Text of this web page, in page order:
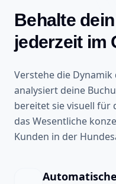
Behalte
jederzeit im
Verstehe die
analysiert deine
bereitet sie visuell für
das Wesentliche
Kunden in der